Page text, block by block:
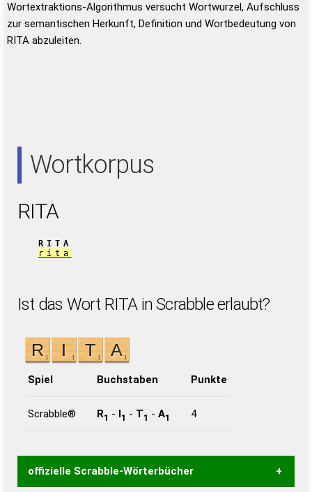
Wortextraktions-Algorithmus versucht Wortwurzel, Aufschluss
zur semantischen Herkunft, Definition und Wortbedeutung von
RITA abzuleiten.
Wortkorpus
RITA
RITA
rita
Ist das Wort RITA in Scrabble erlaubt?
Spiel Buchstaben Punkte
Scrabble® R1 - I1 - T1 - A1 4
offizielle Scrabble-Wörterbücher